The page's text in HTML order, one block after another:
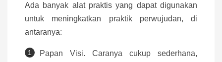
Ada banyak alat praktis yang dapat digunakan
untuk meningkatkan praktik perwujudan, di
antaranya:
Papan Visi. Caranya cukup sederhana,